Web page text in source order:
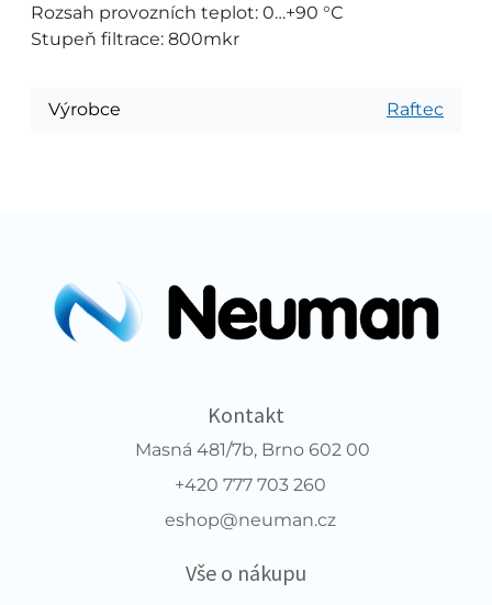
Rozsah provozních teplot: 0…+90 °С
Stupeň filtrace: 800mkr
Výrobce Raftec
Kontakt
Masná 481/7b, Brno 602 00
+420 777 703 260
eshop@neuman.cz
Vše o nákupu